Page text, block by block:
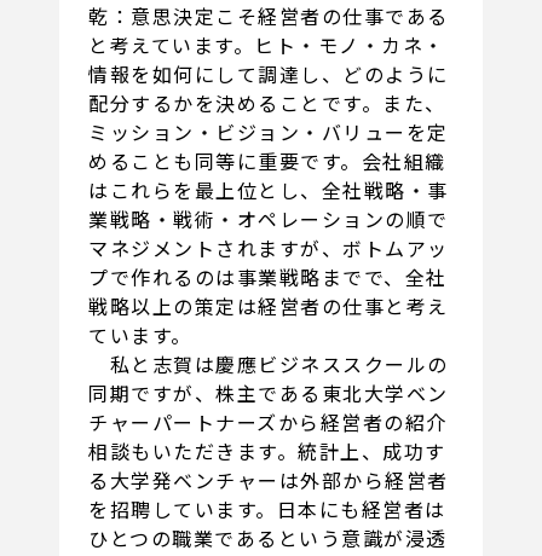
乾：意思決定こそ経営者の仕事である
と考えています。ヒト・モノ・カネ・
情報を如何にして調達し、どのように
配分するかを決めることです。また、
ミッション・ビジョン・バリューを定
めることも同等に重要です。会社組織
はこれらを最上位とし、全社戦略・事
業戦略・戦術・オペレーションの順で
マネジメントされますが、ボトムアッ
プで作れるのは事業戦略までで、全社
戦略以上の策定は経営者の仕事と考え
ています。
私と志賀は慶應ビジネススクールの
同期ですが、株主である東北大学ベン
チャーパートナーズから経営者の紹介
相談もいただきます。統計上、成功す
る大学発ベンチャーは外部から経営者
を招聘しています。日本にも経営者は
ひとつの職業であるという意識が浸透